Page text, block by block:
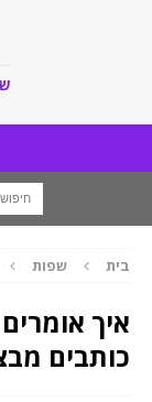
בית שפות
איך
כותבים